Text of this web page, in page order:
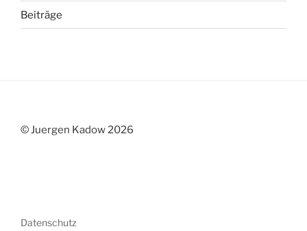
Beiträge
© Juergen Kadow 2026
Datenschutz